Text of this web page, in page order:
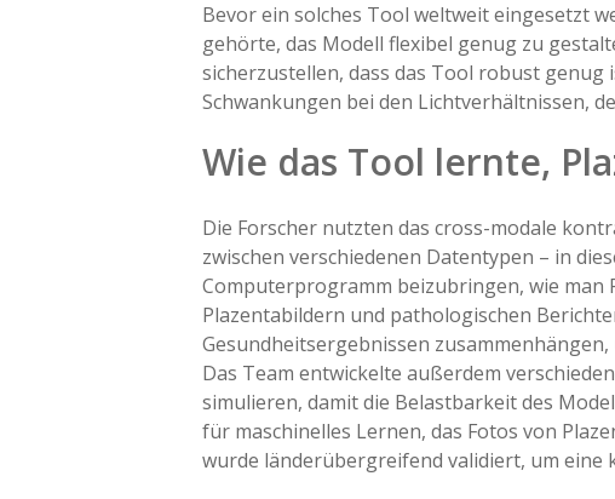
Bevor ein solches Tool weltweit eingesetzt
gehörte, das Modell flexibel genug zu
sicherzustellen, dass das Tool robust
Schwankungen bei den Lichtverhältnissen,
Wie das Tool lernte,
Die Forscher nutzten das cross-modale
zwischen verschiedenen Datentypen – in
Computerprogramm beizubringen, wie man
Plazentabildern und pathologischen
Gesundheitsergebnissen
Das Team entwickelte außerdem
simulieren, damit die Belastbarkeit des
für maschinelles Lernen, das Fotos von
wurde länderübergreifend validiert, um